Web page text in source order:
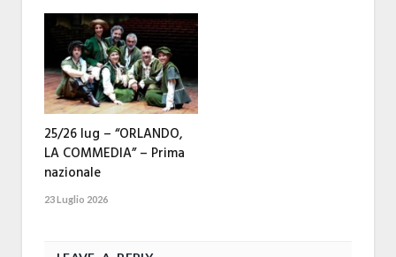
25/26 lug – “ORLANDO,
LA COMMEDIA” – Prima
nazionale
23 Luglio 2026